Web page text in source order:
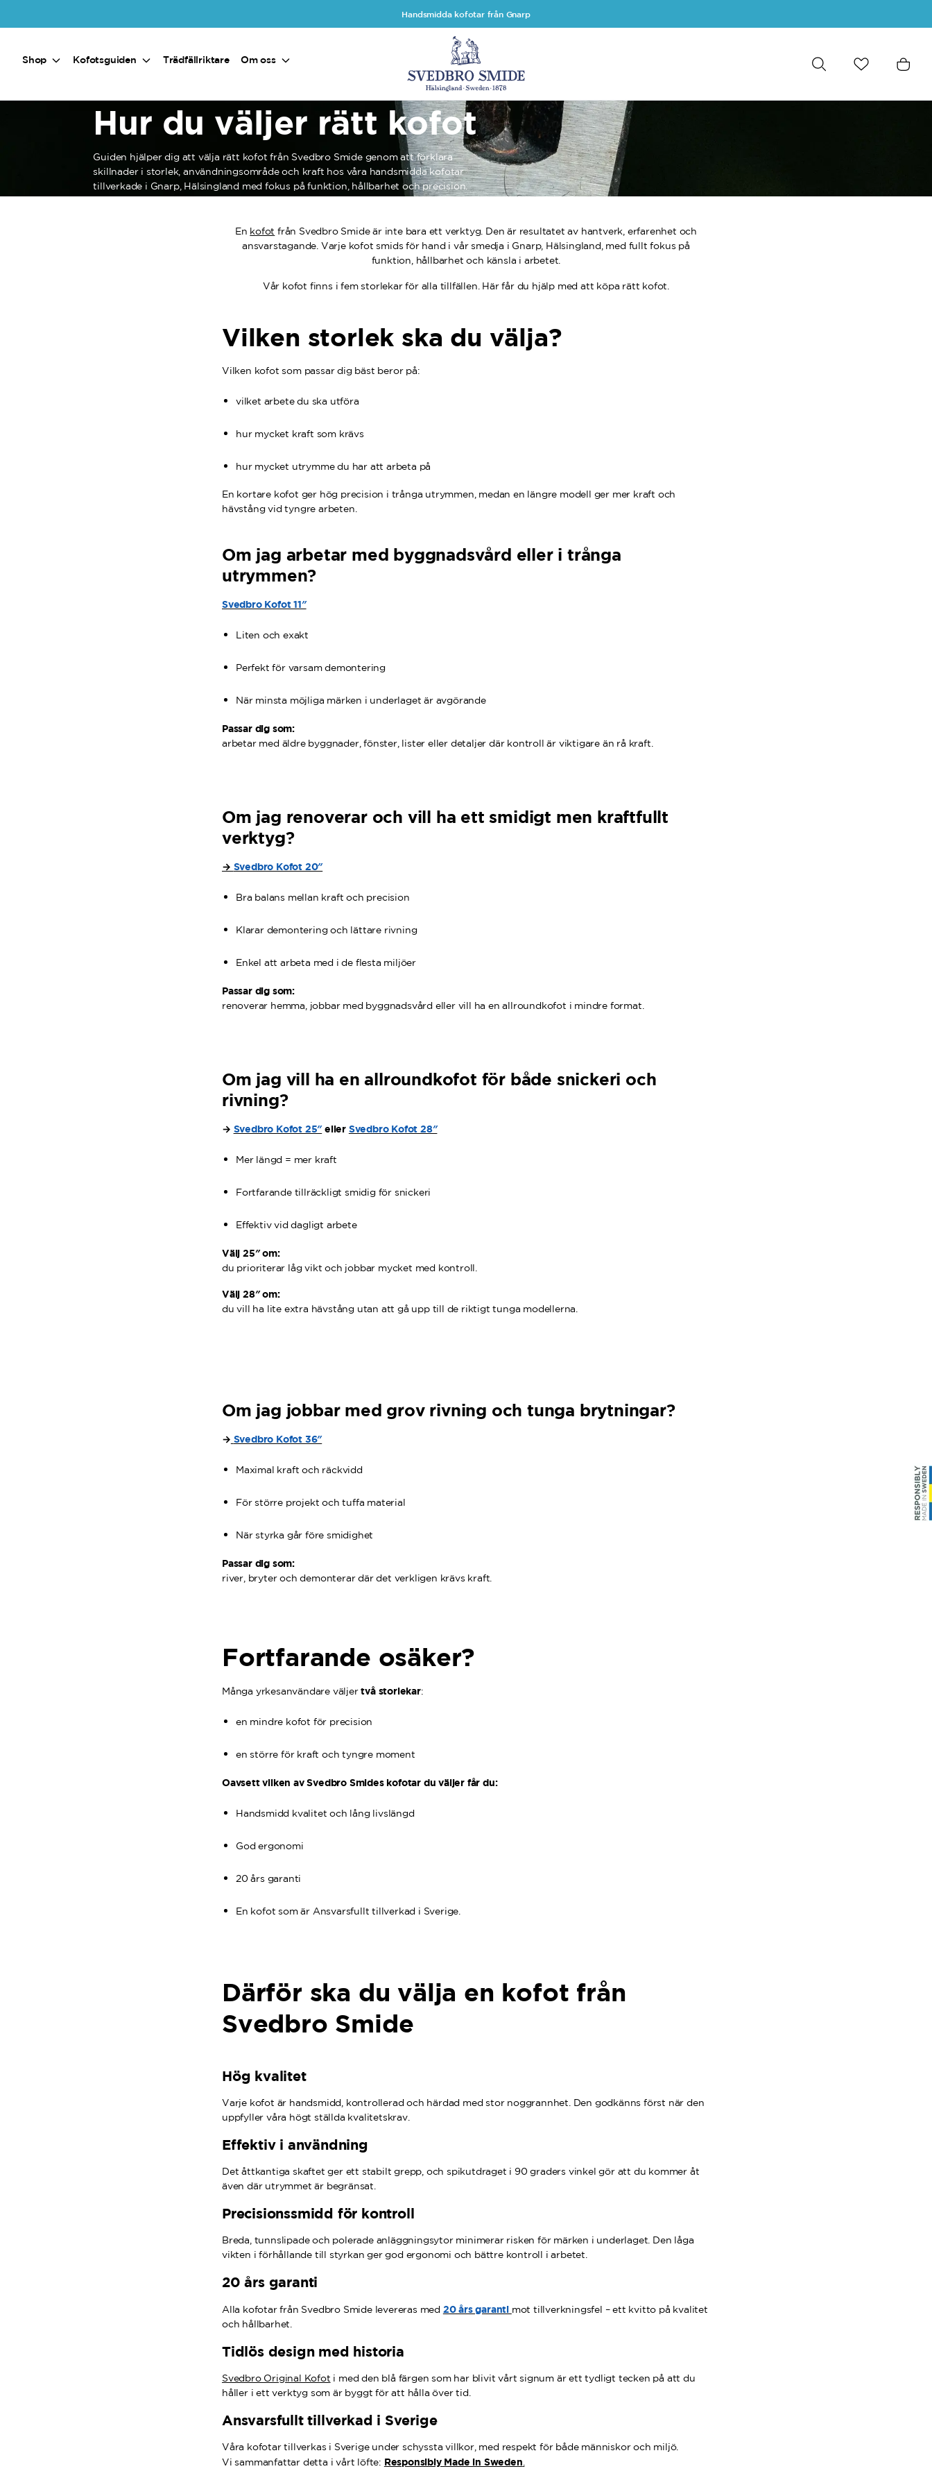
Handsmidda kofotar från Gnarp
Shop Kofotsguiden Trädfällriktare Om oss
Hur du väljer rätt kofot
Guiden hjälper dig att välja rätt kofot från Svedbro Smide genom att förklara
skillnader i storlek, användningsområde och kraft hos våra handsmidda kofotar
tillverkade i Gnarp, Hälsingland med fokus på funktion, hållbarhet och precision.
En kofot från Svedbro Smide är inte bara ett verktyg. Den är resultatet av hantverk, erfarenhet och
ansvarstagande. Varje kofot smids för hand i vår smedja i Gnarp, Hälsingland, med fullt fokus på
funktion, hållbarhet och känsla i arbetet.
Vår kofot finns i fem storlekar för alla tillfällen. Här får du hjälp med att köpa rätt kofot.
Vilken storlek ska du välja?
Vilken kofot som passar dig bäst beror på:
vilket arbete du ska utföra
hur mycket kraft som krävs
hur mycket utrymme du har att arbeta på
En kortare kofot ger hög precision i trånga utrymmen, medan en längre modell ger mer kraft och
hävstång vid tyngre arbeten.
Om jag arbetar med byggnadsvård eller i trånga
utrymmen?
Svedbro Kofot 11″
Liten och exakt
Perfekt för varsam demontering
När minsta möjliga märken i underlaget är avgörande
Passar dig som:
arbetar med äldre byggnader, fönster, lister eller detaljer där kontroll är viktigare än rå kraft.
Om jag renoverar och vill ha ett smidigt men kraftfullt
verktyg?
→ Svedbro Kofot 20″
Bra balans mellan kraft och precision
Klarar demontering och lättare rivning
Enkel att arbeta med i de flesta miljöer
Passar dig som:
renoverar hemma, jobbar med byggnadsvård eller vill ha en allroundkofot i mindre format.
Om jag vill ha en allroundkofot för både snickeri och
rivning?
→ Svedbro Kofot 25″eller Svedbro Kofot 28″
Mer längd = mer kraft
Fortfarande tillräckligt smidig för snickeri
Effektiv vid dagligt arbete
Välj 25″ om:
du prioriterar låg vikt och jobbar mycket med kontroll.
Välj 28″ om:
du vill ha lite extra hävstång utan att gå upp till de riktigt tunga modellerna.
Om jag jobbar med grov rivning och tunga brytningar?
→ Svedbro Kofot 36″
Maximal kraft och räckvidd
För större projekt och tuffa material
När styrka går före smidighet
Passar dig som:
river, bryter och demonterar där det verkligen krävs kraft.
Fortfarande osäker?
Många yrkesanvändare väljertvå storlekar:
en mindre kofot för precision
en större för kraft och tyngre moment
Oavsett vilken av Svedbro Smides kofotar du väljer får du:
Handsmidd kvalitet och lång livslängd
God ergonomi
20 års garanti
En kofot som är Ansvarsfullt tillverkad i Sverige.
Därför ska du välja en kofot från
Svedbro Smide
Hög kvalitet
Varje kofot är handsmidd, kontrollerad och härdad med stor noggrannhet. Den godkänns först när den
uppfyller våra högt ställda kvalitetskrav.
Effektiv i användning
Det åttkantiga skaftet ger ett stabilt grepp, och spikutdraget i 90 graders vinkel gör att du kommer åt
även där utrymmet är begränsat.
Precisionssmidd för kontroll
Breda, tunnslipade och polerade anläggningsytor minimerar risken för märken i underlaget. Den låga
vikten i förhållande till styrkan ger god ergonomi och bättre kontroll i arbetet.
20 års garanti
Alla kofotar från Svedbro Smide levereras med 20 års garanti mot tillverkningsfel – ett kvitto på kvalitet
och hållbarhet.
Tidlös design med historia
Svedbro Original Kofot i med den blå färgen som har blivit vårt signum är ett tydligt tecken på att du
håller i ett verktyg som är byggt för att hålla över tid.
Ansvarsfullt tillverkad i Sverige
Våra kofotar tillverkas i Sverige under schyssta villkor, med respekt för både människor och miljö.
Vi sammanfattar detta i vårt löfte: Responsibly Made in Sweden